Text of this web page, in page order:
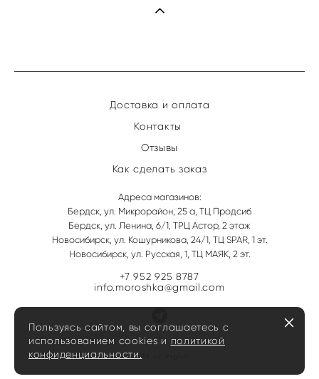
Доставка и оплата
Контакты
Отзывы
Как сделать заказ
Адреса магазинов:
Бердск, ул. Микрорайон, 25 а, ТЦ Продсиб
Бердск, ул. Ленина, 6/1, ТРЦ Астор, 2 этаж
Новосибирск, ул. Кошурникова, 24/1, ТЦ SPAR, 1 эт.
Новосибирск, ул. Русская, 1, ТЦ МАЯК, 2 эт.
+7 952 925 8787
info.moroshka@gmail.com
сайт от vigbo
Пользуясь сайтом, вы соглашаетесь с
использованием cookies и политикой
конфиденциальности.